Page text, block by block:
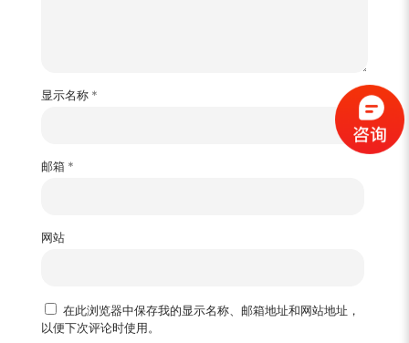
显示名称 *
邮箱 *
网站
在此浏览器中保存我的显示名称、邮箱地址和网站地址，
以便下次评论时使用。